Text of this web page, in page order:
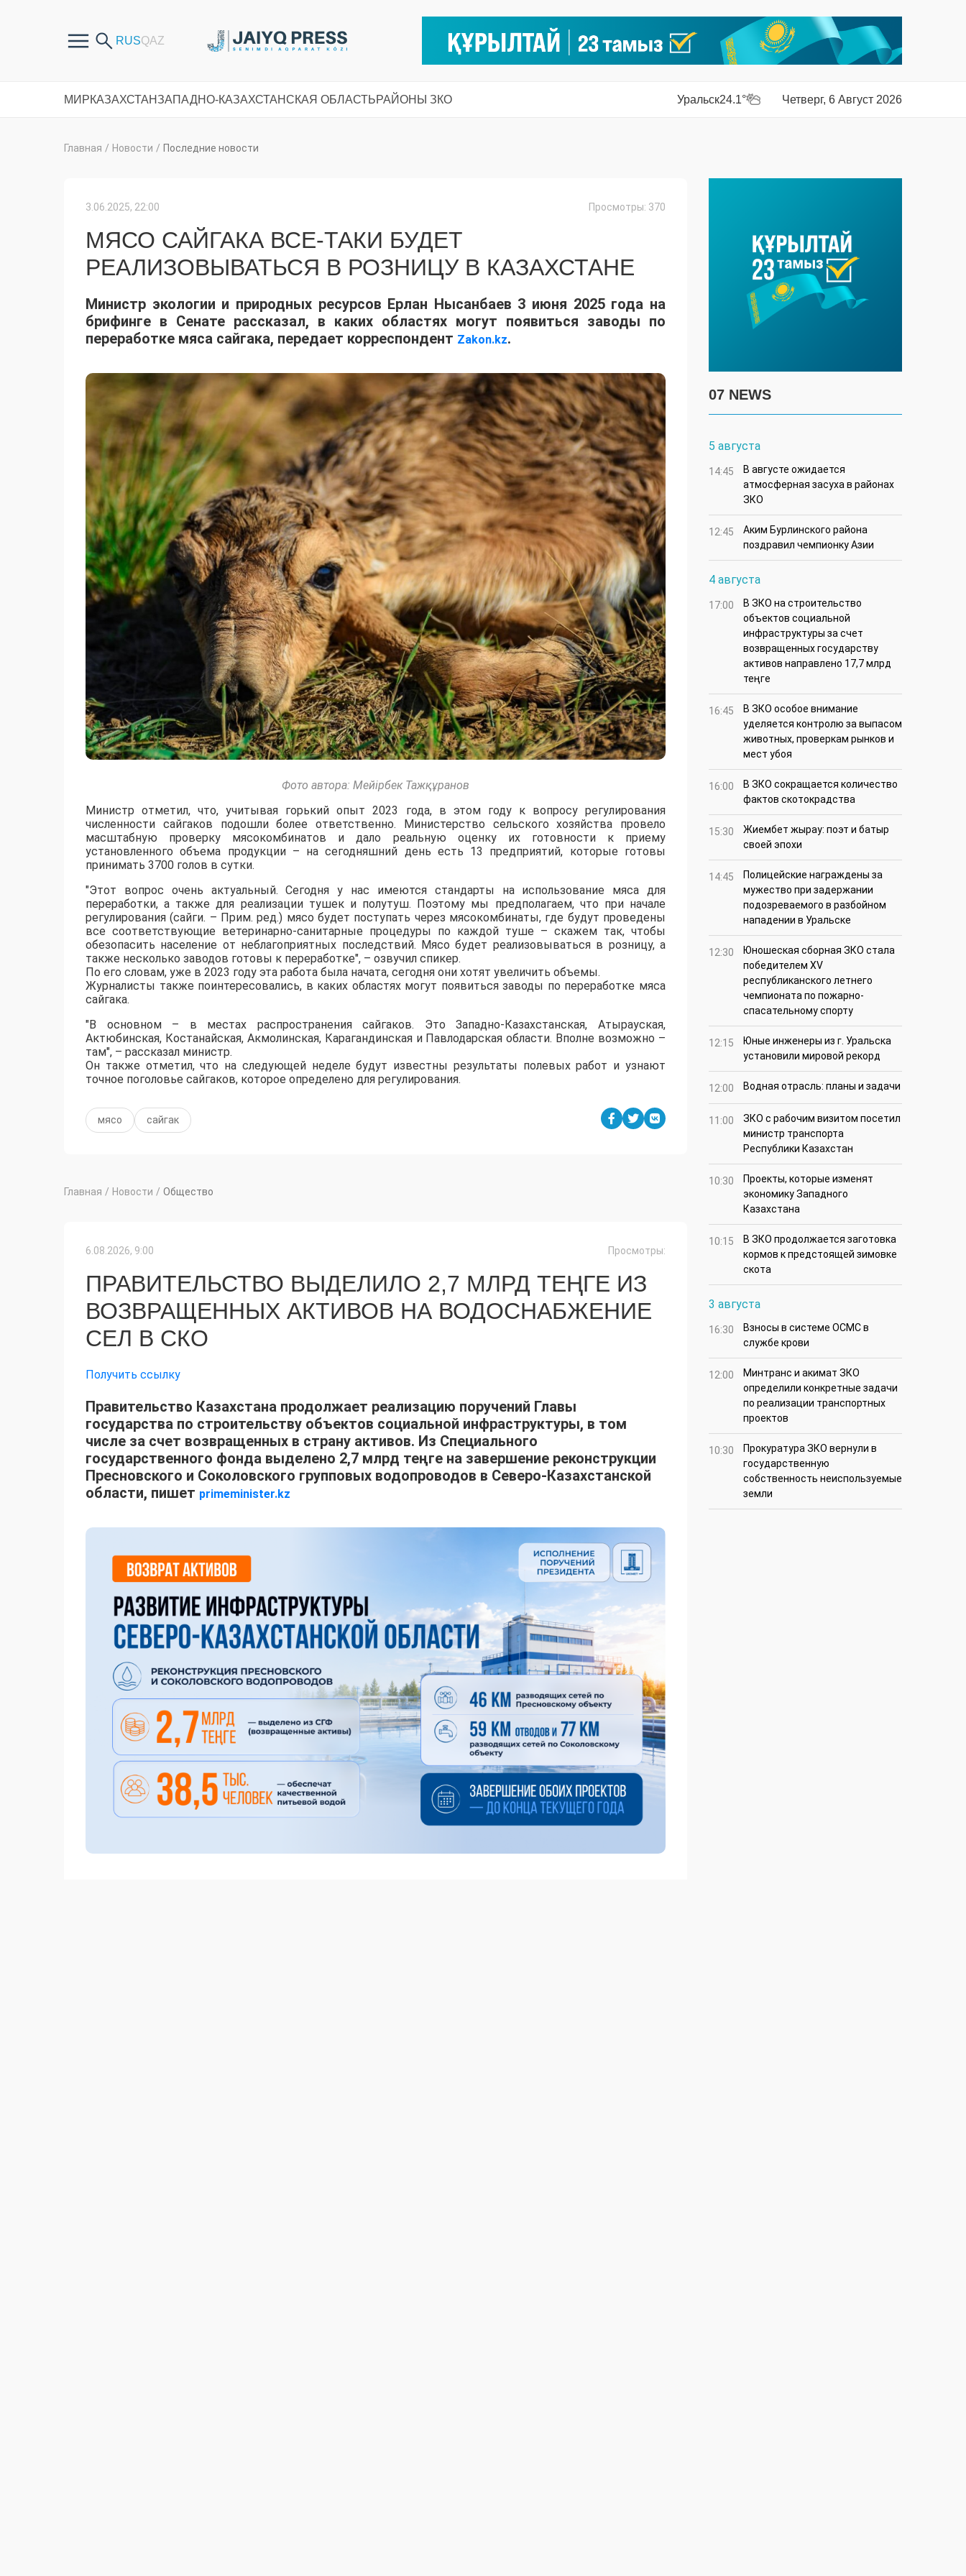
МИРКАЗАХСТАНЗАПАДНО-КАЗАХСТАНСКАЯ ОБЛАСТЬРАЙОНЫ ЗКО Уральск24.1° Четверг, 6 Август 2026
Главная / Новости / Последние новости
3.06.2025, 22:00 Просмотры: 370
МЯСО САЙГАКА ВСЕ-ТАКИ БУДЕТ
РЕАЛИЗОВЫВАТЬСЯ В РОЗНИЦУ В КАЗАХСТАНЕ
Министр экологии и природных ресурсов Ерлан Нысанбаев 3 июня 2025 года на
брифинге в Сенате рассказал, в каких областях могут появиться заводы по
переработке мяса сайгака, передает корреспондент Zakon.kz.
Фото автора: Мейірбек Тажқұранов
Министр отметил, что, учитывая горький опыт 2023 года, в этом году к вопросу регулирования
численности сайгаков подошли более ответственно. Министерство сельского хозяйства провело
масштабную проверку мясокомбинатов и дало реальную оценку их готовности к приему
установленного объема продукции – на сегодняшний день есть 13 предприятий, которые готовы
принимать 3700 голов в сутки.
"Этот вопрос очень актуальный. Сегодня у нас имеются стандарты на использование мяса для
переработки, а также для реализации тушек и полутуш. Поэтому мы предполагаем, что при начале
регулирования (сайги. – Прим. ред.) мясо будет поступать через мясокомбинаты, где будут проведены
все соответствующие ветеринарно-санитарные процедуры по каждой туше – скажем так, чтобы
обезопасить население от неблагоприятных последствий. Мясо будет реализовываться в розницу, а
также несколько заводов готовы к переработке", – озвучил спикер.
По его словам, уже в 2023 году эта работа была начата, сегодня они хотят увеличить объемы.
Журналисты также поинтересовались, в каких областях могут появиться заводы по переработке мяса
сайгака.
"В основном – в местах распространения сайгаков. Это Западно-Казахстанская, Атырауская,
Актюбинская, Костанайская, Акмолинская, Карагандинская и Павлодарская области. Вполне возможно –
там", – рассказал министр.
Он также отметил, что на следующей неделе будут известны результаты полевых работ и узнают
точное поголовье сайгаков, которое определено для регулирования.
мясо сайгак
Главная / Новости / Общество
6.08.2026, 9:00 Просмотры:
ПРАВИТЕЛЬСТВО ВЫДЕЛИЛО 2,7 МЛРД ТЕҢГЕ ИЗ
ВОЗВРАЩЕННЫХ АКТИВОВ НА ВОДОСНАБЖЕНИЕ
СЕЛ В СКО
Получить ссылку
Правительство Казахстана продолжает реализацию поручений Главы
государства по строительству объектов социальной инфраструктуры, в том
числе за счет возвращенных в страну активов. Из Специального
государственного фонда выделено 2,7 млрд теңге на завершение реконструкции
Пресновского и Соколовского групповых водопроводов в Северо-Казахстанской
области, пишет primeminister.kz
07 NEWS
5 августа
14:45
В августе ожидается
атмосферная засуха в районах
ЗКО
12:45
Аким Бурлинского района
поздравил чемпионку Азии
4 августа
17:00
В ЗКО на строительство
объектов социальной
инфраструктуры за счет
возвращенных государству
активов направлено 17,7 млрд
теңге
16:45
В ЗКО особое внимание
уделяется контролю за выпасом
животных, проверкам рынков и
мест убоя
16:00
В ЗКО сокращается количество
фактов скотокрадства
15:30
Жиембет жырау: поэт и батыр
своей эпохи
14:45
Полицейские награждены за
мужество при задержании
подозреваемого в разбойном
нападении в Уральске
12:30
Юношеская сборная ЗКО стала
победителем XV
республиканского летнего
чемпионата по пожарно-
спасательному спорту
12:15
Юные инженеры из г. Уральска
установили мировой рекорд
12:00 Водная отрасль: планы и задачи
11:00
ЗКО с рабочим визитом посетил
министр транспорта
Республики Казахстан
10:30
Проекты, которые изменят
экономику Западного
Казахстана
10:15
В ЗКО продолжается заготовка
кормов к предстоящей зимовке
скота
3 августа
16:30
Взносы в системе ОСМС в
службе крови
12:00
Минтранс и акимат ЗКО
определили конкретные задачи
по реализации транспортных
проектов
10:30
Прокуратура ЗКО вернули в
государственную
собственность неиспользуемые
земли